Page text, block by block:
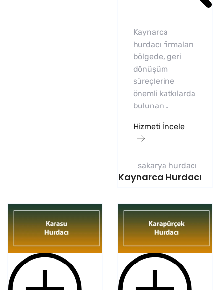
Kaynarca
hurdacı firmaları
bölgede, geri
dönüşüm
süreçlerine
önemli katkılarda
bulunan…
Hizmeti İncele
sakarya hurdacı
Kaynarca Hurdacı